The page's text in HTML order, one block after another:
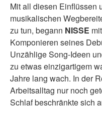
Mit all diesen Einflüssen
musikalischen
zu tun, begann NISSE
Komponieren seines
Unzählige Song-Ideen
zu etwas einzigartigem
Jahre lang wach. In der
Arbeitsalltag nur noch
Schlaf beschränkte sich